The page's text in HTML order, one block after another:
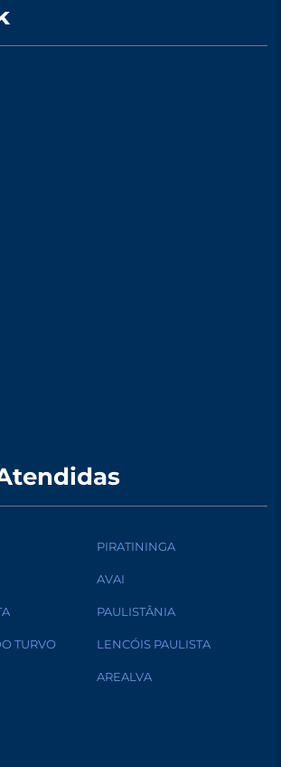
PIRATININGA
AVAI
PAULISTÂNIA
TURVO LENCÓIS PAULISTA
AREALVA